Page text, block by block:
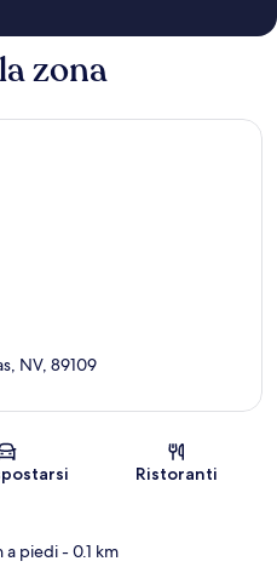
zona
Mappa
NV, 89109
Ristoranti
a piedi- 0.1 km